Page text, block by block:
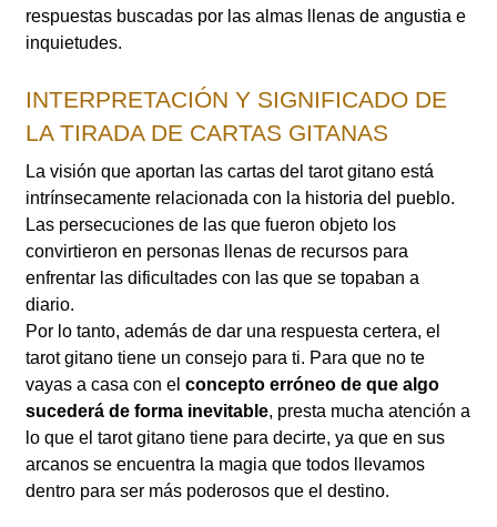
respuestas buscadas por las almas llenas de angustia e
inquietudes.
INTERPRETACIÓN Y SIGNIFICADO DE
LA TIRADA DE CARTAS GITANAS
La visión que aportan las cartas del tarot gitano está
intrínsecamente relacionada con la historia del pueblo.
Las persecuciones de las que fueron objeto los
convirtieron en personas llenas de recursos para
enfrentar las dificultades con las que se topaban a
diario.
Por lo tanto, además de dar una respuesta certera, el
tarot gitano tiene un consejo para ti. Para que no te
vayas a casa con el concepto erróneo de que algo
sucederá de forma inevitable, presta mucha atención a
lo que el tarot gitano tiene para decirte, ya que en sus
arcanos se encuentra la magia que todos llevamos
dentro para ser más poderosos que el destino.